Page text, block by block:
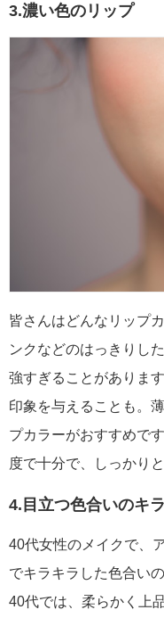
3.濃い色のリップ
皆さんはどんなリップ
ンクなどのはっきりし
強すぎることがありま
印象を与えることも。
プカラーがおすすめで
度で十分で、しっかり
4.目立つ色合いのキ
40代女性のメイクで、
でキラキラした色合い
40代では、柔らかく上